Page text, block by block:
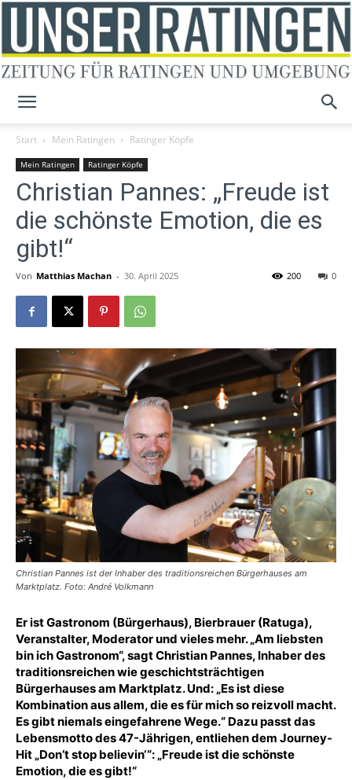
Ratingen
Start Mein Ratingen Ratinger Köpfe
Mein Ratingen Ratinger Köpfe
Christian Pannes: „Freude ist
die schönste Emotion, die es
gibt!“
Von Matthias Machan - 30. April 2025 0
200
Christian Pannes ist der Inhaber des traditionsreichen Bürgerhauses am
Marktplatz. Foto: André Volkmann
Er ist Gastronom (Bürgerhaus), Bierbrauer (Ratuga),
Veranstalter, Moderator und vieles mehr. „Am liebsten
bin ich Gastronom“, sagt Christian Pannes, Inhaber des
traditionsreichen wie geschichtsträchtigen
Bürgerhauses am Marktplatz. Und: „Es ist diese
Kombination aus allem, die es für mich so reizvoll macht.
Es gibt niemals eingefahrene Wege.“ Dazu passt das
Lebensmotto des 47-Jährigen, entliehen dem Journey-
Hit „Don’t stop believin‘“: „Freude ist die schönste
Emotion, die es gibt!“